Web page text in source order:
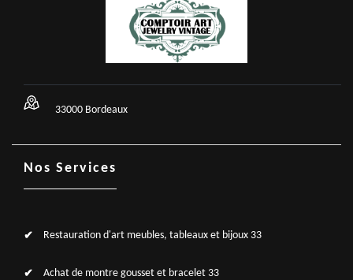
33000 Bordeaux
Nos Services
Restauration d'art meubles, tableaux et bijoux 33
Achat de montre gousset et bracelet 33